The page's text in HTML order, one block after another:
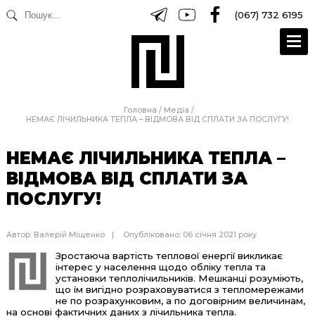
(067) 732 6195
Головна / Медіа /
НЕМАЄ ЛІЧИЛЬНИКА ТЕПЛА – ВІДМОВА ВІД СПЛАТИ ЗА ПОСЛУГУ!
НЕМАЄ ЛІЧИЛЬНИКА ТЕПЛА –
ВІДМОВА ВІД СПЛАТИ ЗА
ПОСЛУГУ!
Автор: Валерій Міщенко Опубліковано: 06 січня 2021 року
Зростаюча вартість теплової енергії викликає
інтерес у населення щодо обліку тепла та
установки теплолічильників. Мешканці розуміють,
що їм вигідно розраховуватися з тепломережами
не по розрахунковим, а по договірним величинам,
на основі фактичних даних з лічильника тепла.